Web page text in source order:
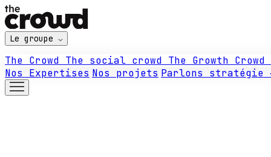
Le groupe
The Crowd The social crowd The Growth Crowd
Nos Expertises Nos projets Parlons stratégie